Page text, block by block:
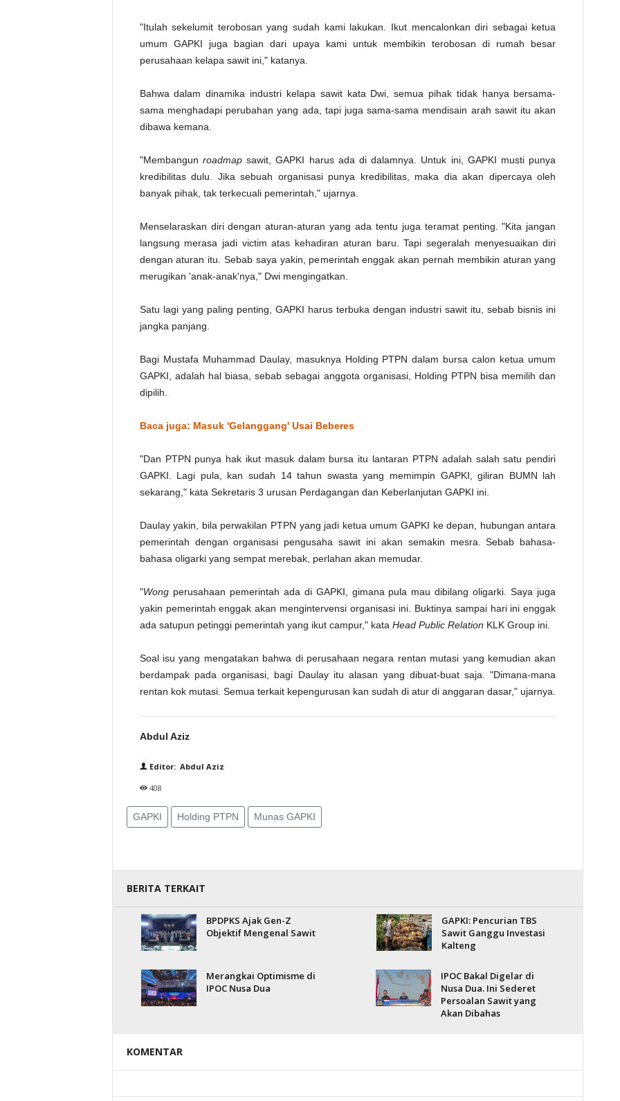
"Itulah sekelumit terobosan yang sudah kami lakukan. Ikut mencalonkan diri sebagai ketua
umum GAPKI juga bagian dari upaya kami untuk membikin terobosan di rumah besar
perusahaan kelapa sawit ini," katanya.
Bahwa dalam dinamika industri kelapa sawit kata Dwi, semua pihak tidak hanya bersama-
sama menghadapi perubahan yang ada, tapi juga sama-sama mendisain arah sawit itu akan
dibawa kemana.
"Membangun roadmapsawit, GAPKI harus ada di dalamnya. Untuk ini, GAPKI musti punya
kredibilitas dulu. Jika sebuah organisasi punya kredibilitas, maka dia akan dipercaya oleh
banyak pihak, tak terkecuali pemerintah," ujarnya.
Menselaraskan diri dengan aturan-aturan yang ada tentu juga teramat penting. "Kita jangan
langsung merasa jadi victim atas kehadiran aturan baru. Tapi segeralah menyesuaikan diri
dengan aturan itu. Sebab saya yakin, pemerintah enggak akan pernah membikin aturan yang
merugikan 'anak-anak'nya," Dwi mengingatkan.
Satu lagi yang paling penting, GAPKI harus terbuka dengan industri sawit itu, sebab bisnis ini
jangka panjang.
Bagi Mustafa Muhammad Daulay, masuknya Holding PTPN dalam bursa calon ketua umum
GAPKI, adalah hal biasa, sebab sebagai anggota organisasi, Holding PTPN bisa memilih dan
dipilih.
Baca juga: Masuk 'Gelanggang' Usai Beberes
"Dan PTPN punya hak ikut masuk dalam bursa itu lantaran PTPN adalah salah satu pendiri
GAPKI. Lagi pula, kan sudah 14 tahun swasta yang memimpin GAPKI, giliran BUMN lah
sekarang," kata Sekretaris 3 urusan Perdagangan dan Keberlanjutan GAPKI ini.
Daulay yakin, bila perwakilan PTPN yang jadi ketua umum GAPKI ke depan, hubungan antara
pemerintah dengan organisasi pengusaha sawit ini akan semakin mesra. Sebab bahasa-
bahasa oligarki yang sempat merebak, perlahan akan memudar.
"Wong perusahaan pemerintah ada di GAPKI, gimana pula mau dibilang oligarki. Saya juga
yakin pemerintah enggak akan mengintervensi organisasi ini. Buktinya sampai hari ini enggak
ada satupun petinggi pemerintah yang ikut campur," kata Head Public Relation KLK Group ini.
Soal isu yang mengatakan bahwa di perusahaan negara rentan mutasi yang kemudian akan
berdampak pada organisasi, bagi Daulay itu alasan yang dibuat-buat saja. "Dimana-mana
rentan kok mutasi. Semua terkait kepengurusan kan sudah di atur di anggaran dasar," ujarnya.
Abdul Aziz
Editor: Abdul Aziz
408
GAPKI Holding PTPN Munas GAPKI
BERITA TERKAIT
BPDPKS Ajak Gen-Z
Objektif Mengenal Sawit
GAPKI: Pencurian TBS
Sawit Ganggu Investasi
Kalteng
Merangkai Optimisme di
IPOC Nusa Dua
IPOC Bakal Digelar di
Nusa Dua. Ini Sederet
Persoalan Sawit yang
Akan Dibahas
KOMENTAR